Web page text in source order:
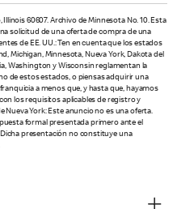
Illinois 60607. Archivo de Minnesota No. 10. Esta
solicitud de una oferta de compra de una
de EE. UU.: Ten en cuenta que los estados
Michigan, Minnesota, Nueva York, Dakota del
Washington y Wisconsin reglamentan la
de estos estados, o piensas adquirir una
a menos que, y hasta que, hayamos
los requisitos aplicables de registro y
Nueva York: Este anuncio no es una oferta.
formal presentada primero ante el
presentación no constituye una